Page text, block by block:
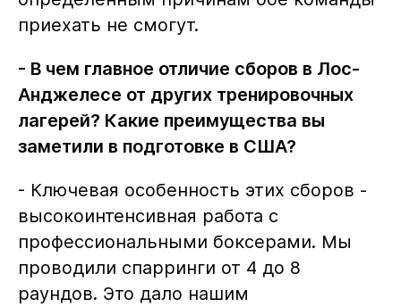
приехать не смогут.
- В чем главное отличие сборов в Лос-
Анджелесе от других тренировочных
лагерей? Какие преимущества вы
заметили в подготовке в США?
- Ключевая особенность этих сборов -
высокоинтенсивная работа с
профессиональными боксерами. Мы
проводили спарринги от 4 до 8
раундов. Это дало нашим